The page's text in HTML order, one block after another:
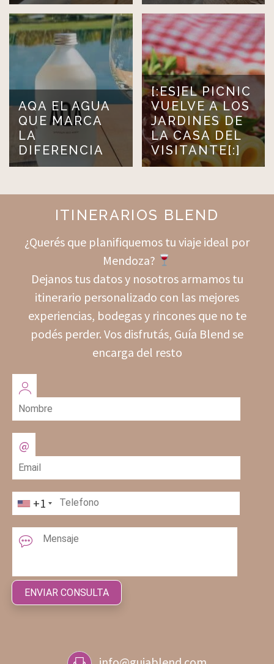
AQA EL AGUA
QUE MARCA
LA
DIFERENCIA
[:ES]EL PICNIC
VUELVE A LOS
JARDINES DE
LA CASA DEL
VISITANTE[:]
ITINERARIOS BLEND
¿Querés que planifiquemos tu viaje ideal por
Mendoza?
Dejanos tus datos y nosotros armamos tu
itinerario personalizado con las mejores
experiencias, bodegas y rincones que no te
podés perder. Vos disfrutás, Guía Blend se
encarga del resto
+1